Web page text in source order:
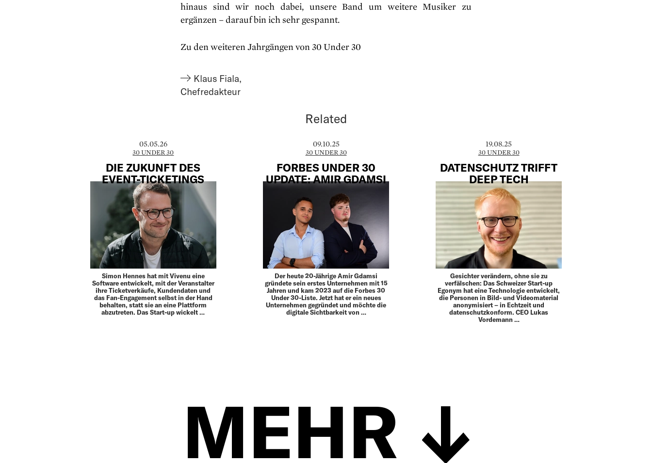
hinaus sind wir noch dabei, unsere Band um weitere Musiker zu
ergänzen – darauf bin ich sehr gespannt.
Zu den weiteren Jahrgängen von 30 Under 30
Klaus Fiala,
Chefredakteur
Related
05.05.26
30 UNDER 30
DIE ZUKUNFT DES
EVENT-TICKETINGS
Simon Hennes hat mit Vivenu eine
Software entwickelt, mit der Veranstalter
ihre Ticketverkäufe, Kundendaten und
das Fan-Engagement selbst in der Hand
behalten, statt sie an eine Plattform
abzutreten. Das Start-up wickelt …
09.10.25
30 UNDER 30
FORBES UNDER 30
UPDATE: AMIR GDAMSI
Der heute 20-Jährige Amir Gdamsi
gründete sein erstes Unternehmen mit 15
Jahren und kam 2023 auf die Forbes 30
Under 30-Liste. Jetzt hat er ein neues
Unternehmen gegründet und möchte die
digitale Sichtbarkeit von …
19.08.25
30 UNDER 30
DATENSCHUTZ TRIFFT
DEEP TECH
Gesichter verändern, ohne sie zu
verfälschen: Das Schweizer Start-up
Egonym hat eine Technologie entwickelt,
die Personen in Bild- und Videomaterial
anonymisiert – in Echtzeit und
datenschutzkonform. CEO Lukas
Vordemann …
MEHR